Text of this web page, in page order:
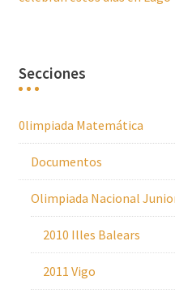
Secciones
0limpiada Matemática
Documentos
Olimpiada Nacional
2010 Illes Balears
2011 Vigo